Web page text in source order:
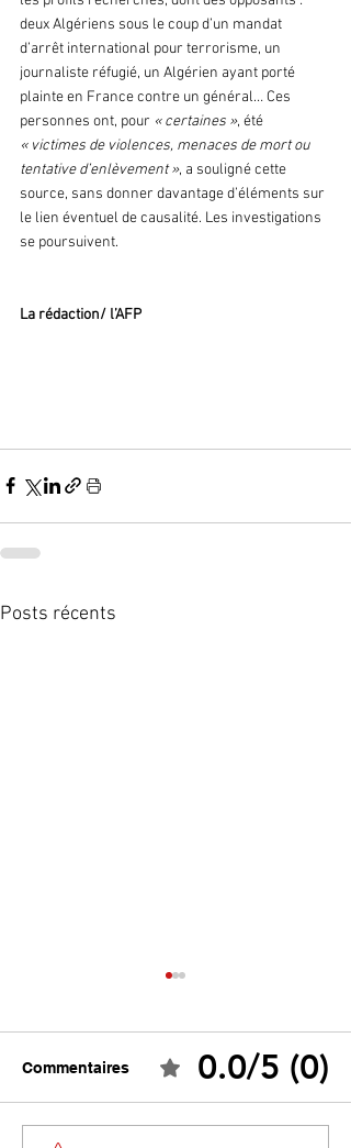
deux Algériens sous le coup d’un mandat
d’arrêt international pour terrorisme, un
journaliste réfugié, un Algérien ayant porté
plainte en France contre un général… Ces
personnes ont, pour « certaines », été
« victimes de violences, menaces de mort ou
tentative d’enlèvement », a souligné cette
source, sans donner davantage d’éléments sur
le lien éventuel de causalité. Les investigations
se poursuivent.
La rédaction/ l’AFP
Posts récents
Commentaires 0.0/5 (0)